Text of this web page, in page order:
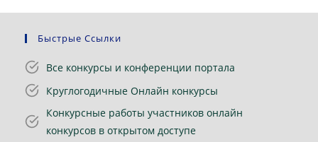
Быстрые Ссылки
Все конкурсы и конференции портала
Круглогодичные Онлайн конкурсы
Конкурсные работы участников онлайн
конкурсов в открытом доступе